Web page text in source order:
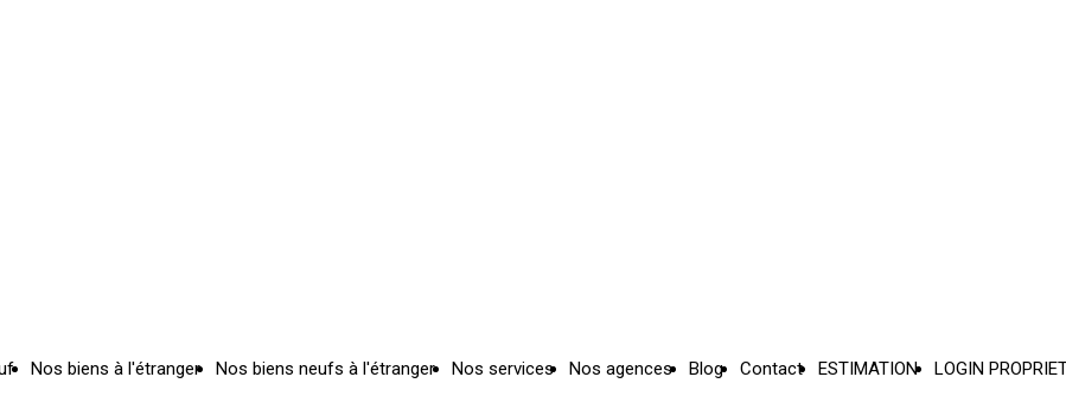
Nos biens à l'étranger Nos biens neufs à l'étranger Nos services Nos agences Blog Contact ESTIMATION
LOGIN